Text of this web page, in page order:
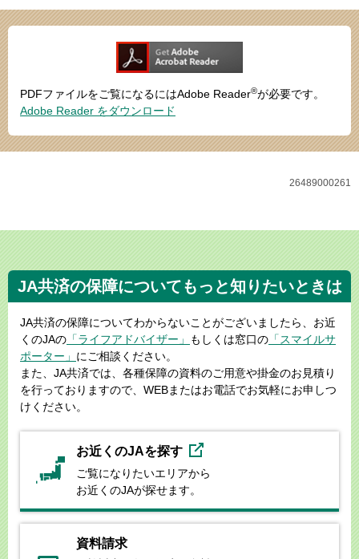
PDFファイルをご覧になるにはAdobe Reader®が必要です。
Adobe Reader をダウンロード
26489000261
JA共済の保障についてもっと知りたいときは
JA共済の保障についてわからないことがございましたら、お近
くのJAの 「ライフアドバイザー」 もしくは窓口の 「スマイルサ
ポーター」 にご相談ください。
また、JA共済では、各種保障の資料のご用意や掛金のお見積り
を行っておりますので、WEBまたはお電話でお気軽にお申しつ
けください。
お近くのJAを探す
ご覧になりたいエリアから
お近くのJAが探せます。
資料請求